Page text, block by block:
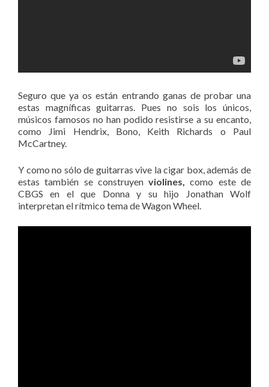
Seguro que ya os están entrando ganas de probar una
estas magníficas guitarras. Pues no sois los únicos,
músicos famosos no han podido resistirse a su encanto,
como Jimi Hendrix, Bono, Keith Richards o Paul
McCartney.
Y como no sólo de guitarras vive la cigar box, además de
estas también se construyenviolines, como este de
CBGS en el que Donna y su hijo Jonathan Wolf
interpretan el rítmico tema de Wagon Wheel.